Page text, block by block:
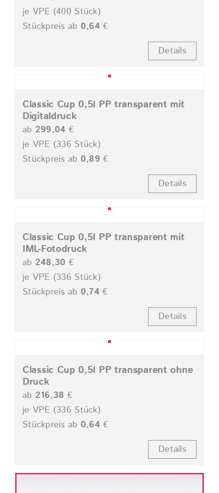
je VPE (400 Stück)
Stückpreis ab 0,64 €
Details
Classic Cup 0,5l PP transparent mit
Digitaldruck
ab 299,04 €
je VPE (336 Stück)
Stückpreis ab 0,89 €
Details
Classic Cup 0,5l PP transparent mit
IML-Fotodruck
ab 248,30 €
je VPE (336 Stück)
Stückpreis ab 0,74 €
Details
Classic Cup 0,5l PP transparent ohne
Druck
ab 216,38 €
je VPE (336 Stück)
Stückpreis ab 0,64 €
Details